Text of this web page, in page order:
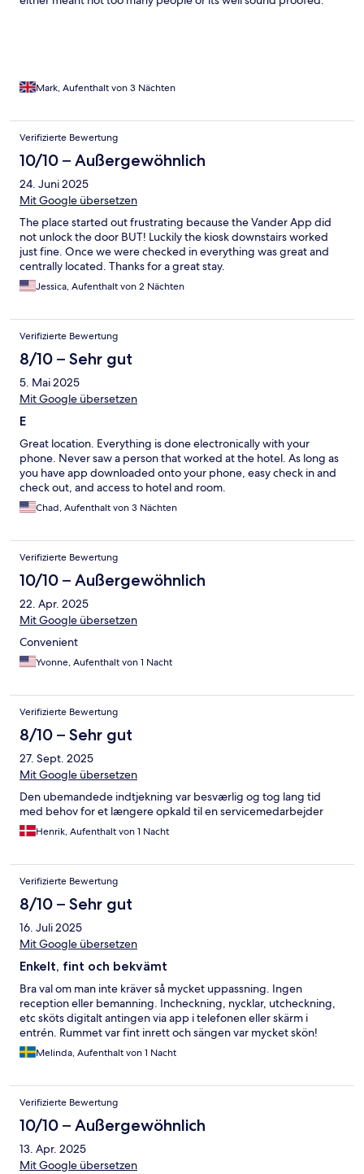
more general care is required, but would stay there again for
Mark, Aufenthalt von 3 Nächten
Verifizierte Bewertung
10/10 – Außergewöhnlich
24. Juni 2025
Mit Google übersetzen
The place started out frustrating because the Vander App did
not unlock the door BUT! Luckily the kiosk downstairs worked
just fine. Once we were checked in everything was great and
centrally located. Thanks for a great stay.
Jessica, Aufenthalt von 2 Nächten
Verifizierte Bewertung
8/10 – Sehr gut
5. Mai 2025
Mit Google übersetzen
E
Great location. Everything is done electronically with your
phone. Never saw a person that worked at the hotel. As long as
you have app downloaded onto your phone, easy check in and
check out, and access to hotel and room.
Chad, Aufenthalt von 3 Nächten
Verifizierte Bewertung
10/10 – Außergewöhnlich
22. Apr. 2025
Mit Google übersetzen
Convenient
Yvonne, Aufenthalt von 1 Nacht
Verifizierte Bewertung
8/10 – Sehr gut
27. Sept. 2025
Mit Google übersetzen
Den ubemandede indtjekning var besværlig og tog lang tid
med behov for et længere opkald til en servicemedarbejder
Henrik, Aufenthalt von 1 Nacht
Verifizierte Bewertung
8/10 – Sehr gut
16. Juli 2025
Mit Google übersetzen
Enkelt, fint och bekvämt
Bra val om man inte kräver så mycket uppassning. Ingen
reception eller bemanning. Incheckning, nycklar, utcheckning,
etc sköts digitalt antingen via app i telefonen eller skärm i
entrén. Rummet var fint inrett och sängen var mycket skön!
Melinda, Aufenthalt von 1 Nacht
Verifizierte Bewertung
10/10 – Außergewöhnlich
13. Apr. 2025
Mit Google übersetzen